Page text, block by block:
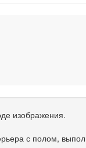
изображения.
с полом,